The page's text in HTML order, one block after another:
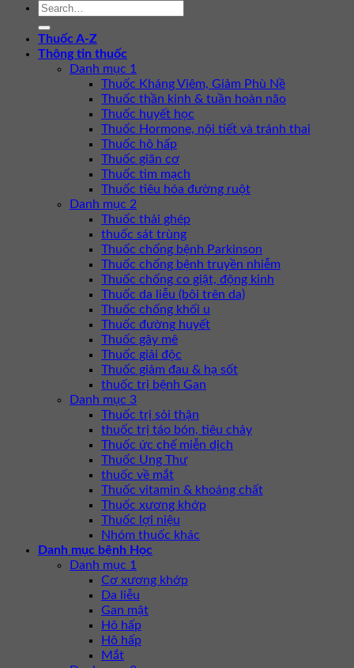
Thuốc A-Z
Thông tin thuốc
Danh mục 1
Thuốc Kháng Viêm, Giảm Phù Nề
Thuốc thần kinh & tuần hoàn não
Thuốc huyết học
Thuốc Hormone, nội tiết và tránh thai
Thuốc hô hấp
Thuốc giãn cơ
Thuốc tim mạch
Thuốc tiêu hóa đường ruột
Danh mục 2
Thuốc thải ghép
thuốc sát trùng
Thuốc chống bệnh Parkinson
Thuốc chống bệnh truyền nhiễm
Thuốc chống co giật, động kinh
Thuốc da liễu (bôi trên da)
Thuốc chống khối u
Thuốc đường huyết
Thuốc gây mê
Thuốc giải độc
Thuốc giảm đau & hạ sốt
thuốc trị bệnh Gan
Danh mục 3
Thuốc trị sỏi thận
thuốc trị táo bón, tiêu chảy
Thuốc ức chế miễn dịch
Thuốc Ung Thư
thuốc về mắt
Thuốc vitamin & khoáng chất
Thuốc xương khớp
Thuốc lợi niệu
Nhóm thuốc khác
Danh mục bệnh Học
Danh mục 1
Cơ xương khớp
Da liễu
Gan mật
Hô hấp
Hô hấp
Mắt